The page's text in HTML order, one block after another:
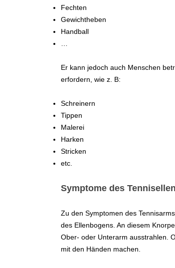
Fechten
Gewichtheben
Handball
Er kann jedoch auch Menschen
erfordern, wie z. B:
Schreinern
Tippen
Malerei
Harken
Stricken
etc.
Symptome des
Zu den Symptomen des
des Ellenbogens. An diesem
Ober- oder Unterarm ausstrahlen.
mit den Händen machen.